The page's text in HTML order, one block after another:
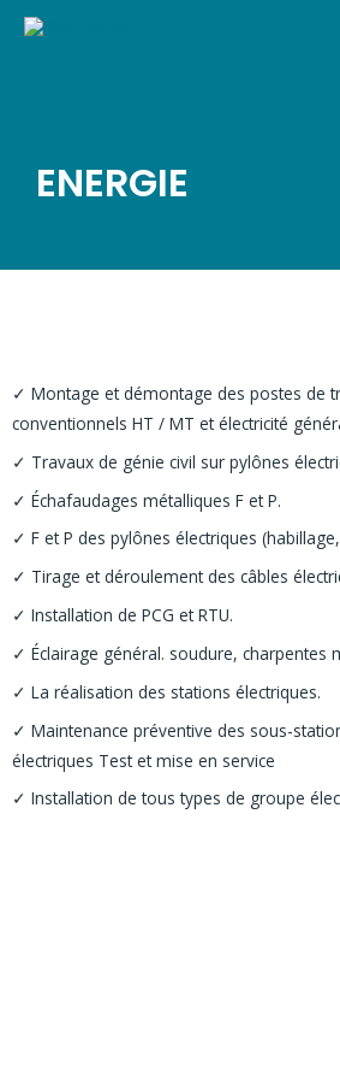
Aller
ENERGIE
✓ Montage et démontage des postes de
conventionnels HT / MT et électricité
✓ Travaux de génie civil sur pylônes
✓ Échafaudages métalliques F et P.
✓ F et P des pylônes électriques
✓ Tirage et déroulement des câbles
✓ Installation de PCG et RTU.
✓ Éclairage général. soudure, charpentes
✓ La réalisation des stations électriques.
✓ Maintenance préventive des sous-
électriques Test et mise en service
✓ Installation de tous types de groupe